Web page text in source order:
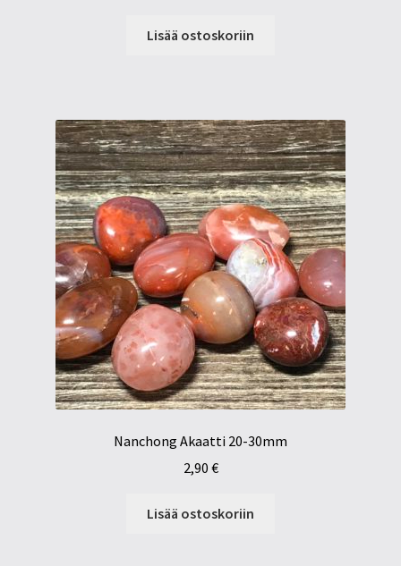
Lisää ostoskoriin
Nanchong Akaatti 20-30mm
2,90 €
Lisää ostoskoriin